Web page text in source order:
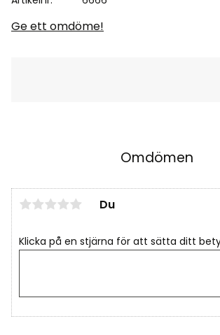
Ge ett omdöme!
Omdömen
Du
Klicka på en stjärna för att sätta ditt